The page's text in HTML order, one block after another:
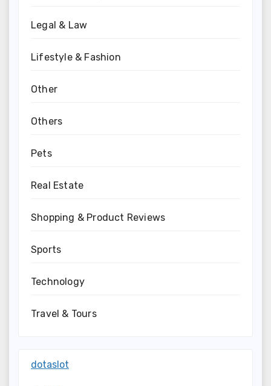
Legal & Law
Lifestyle & Fashion
Other
Others
Pets
Real Estate
Shopping & Product Reviews
Sports
Technology
Travel & Tours
dotaslot